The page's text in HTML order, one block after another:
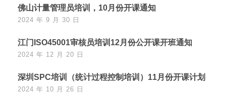
佛山计量管理员培训，10月份开课通知
2024 年 9 月 30 日
江门ISO45001审核员培训12月份公开课开班通知
2024 年 12 月 20 日
深圳SPC培训（统计过程控制培训）11月份开课计划
2024 年 10 月 26 日